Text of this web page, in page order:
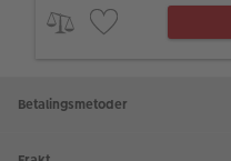
Betalingsmetoder